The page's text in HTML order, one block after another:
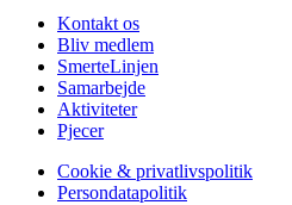
Kontakt os
Bliv medlem
SmerteLinjen
Samarbejde
Aktiviteter
Pjecer
Cookie & privatlivspolitik
Persondatapolitik